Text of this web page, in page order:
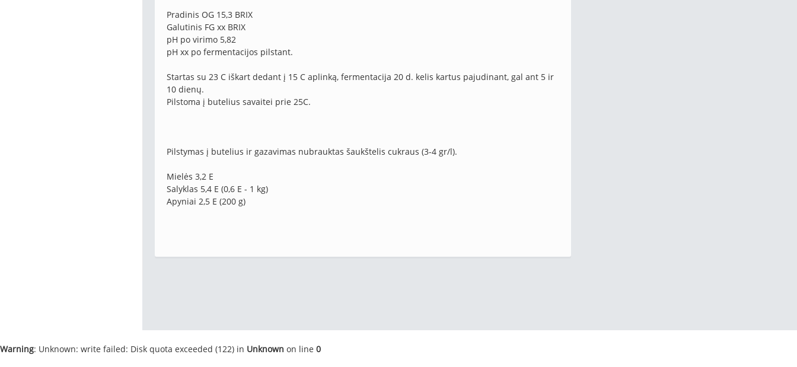
Pradinis OG 15,3 BRIX
Galutinis FG xx BRIX
pH po virimo 5,82
pH xx po fermentacijos pilstant.
Startas su 23 C iškart dedant į 15 C aplinką, fermentacija 20 d. kelis kartus pajudinant, gal ant 5 ir
10 dienų.
Pilstoma į butelius savaitei prie 25C.
Pilstymas į butelius ir gazavimas nubrauktas šaukštelis cukraus (3-4 gr/l).
Mielės 3,2 E
Salyklas 5,4 E (0,6 E - 1 kg)
Apyniai 2,5 E (200 g)
Warning: Unknown: write failed: Disk quota exceeded (122) in Unknown on line 0